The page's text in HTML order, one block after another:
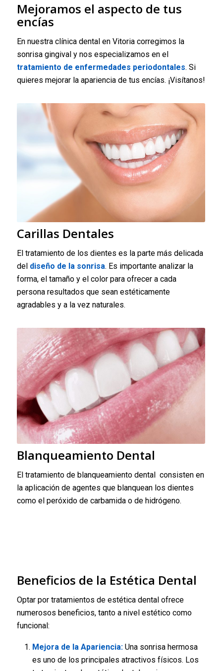
Mejoramos el aspecto de tus
encías
En nuestra clínica dental en Vitoria corregimos la
sonrisa gingival y nos especializamos en el
tratamiento de enfermedades periodontales. Si
quieres mejorar la apariencia de tus encías. ¡Visítanos!
Carillas Dentales
El tratamiento de los dientes es la parte más delicada
del diseño de la sonrisa. Es importante analizar la
forma, el tamaño y el color para ofrecer a cada
persona resultados que sean estéticamente
agradables y a la vez naturales.
Blanqueamiento Dental
El tratamiento de blanqueamiento dental consisten en
la aplicación de agentes que blanquean los dientes
como el peróxido de carbamida o de hidrógeno.
Beneficios de la Estética Dental
Optar por tratamientos de estética dental ofrece
numerosos beneficios, tanto a nivel estético como
funcional:
Mejora de la Apariencia:Una sonrisa hermosa
es uno de los principales atractivos físicos. Los